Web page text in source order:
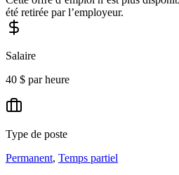
été retirée par l’employeur.
Salaire
40 $ par heure
Type de poste
Permanent, Temps partiel